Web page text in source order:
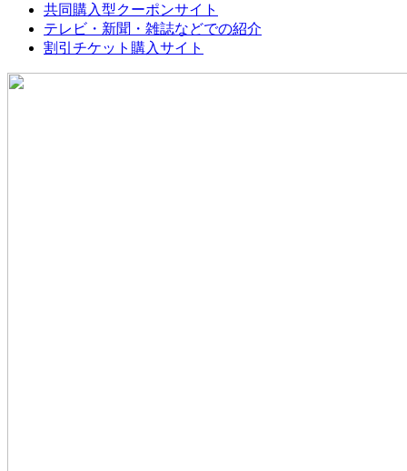
共同購入型クーポンサイト
テレビ・新聞・雑誌などでの紹介
割引チケット購入サイト